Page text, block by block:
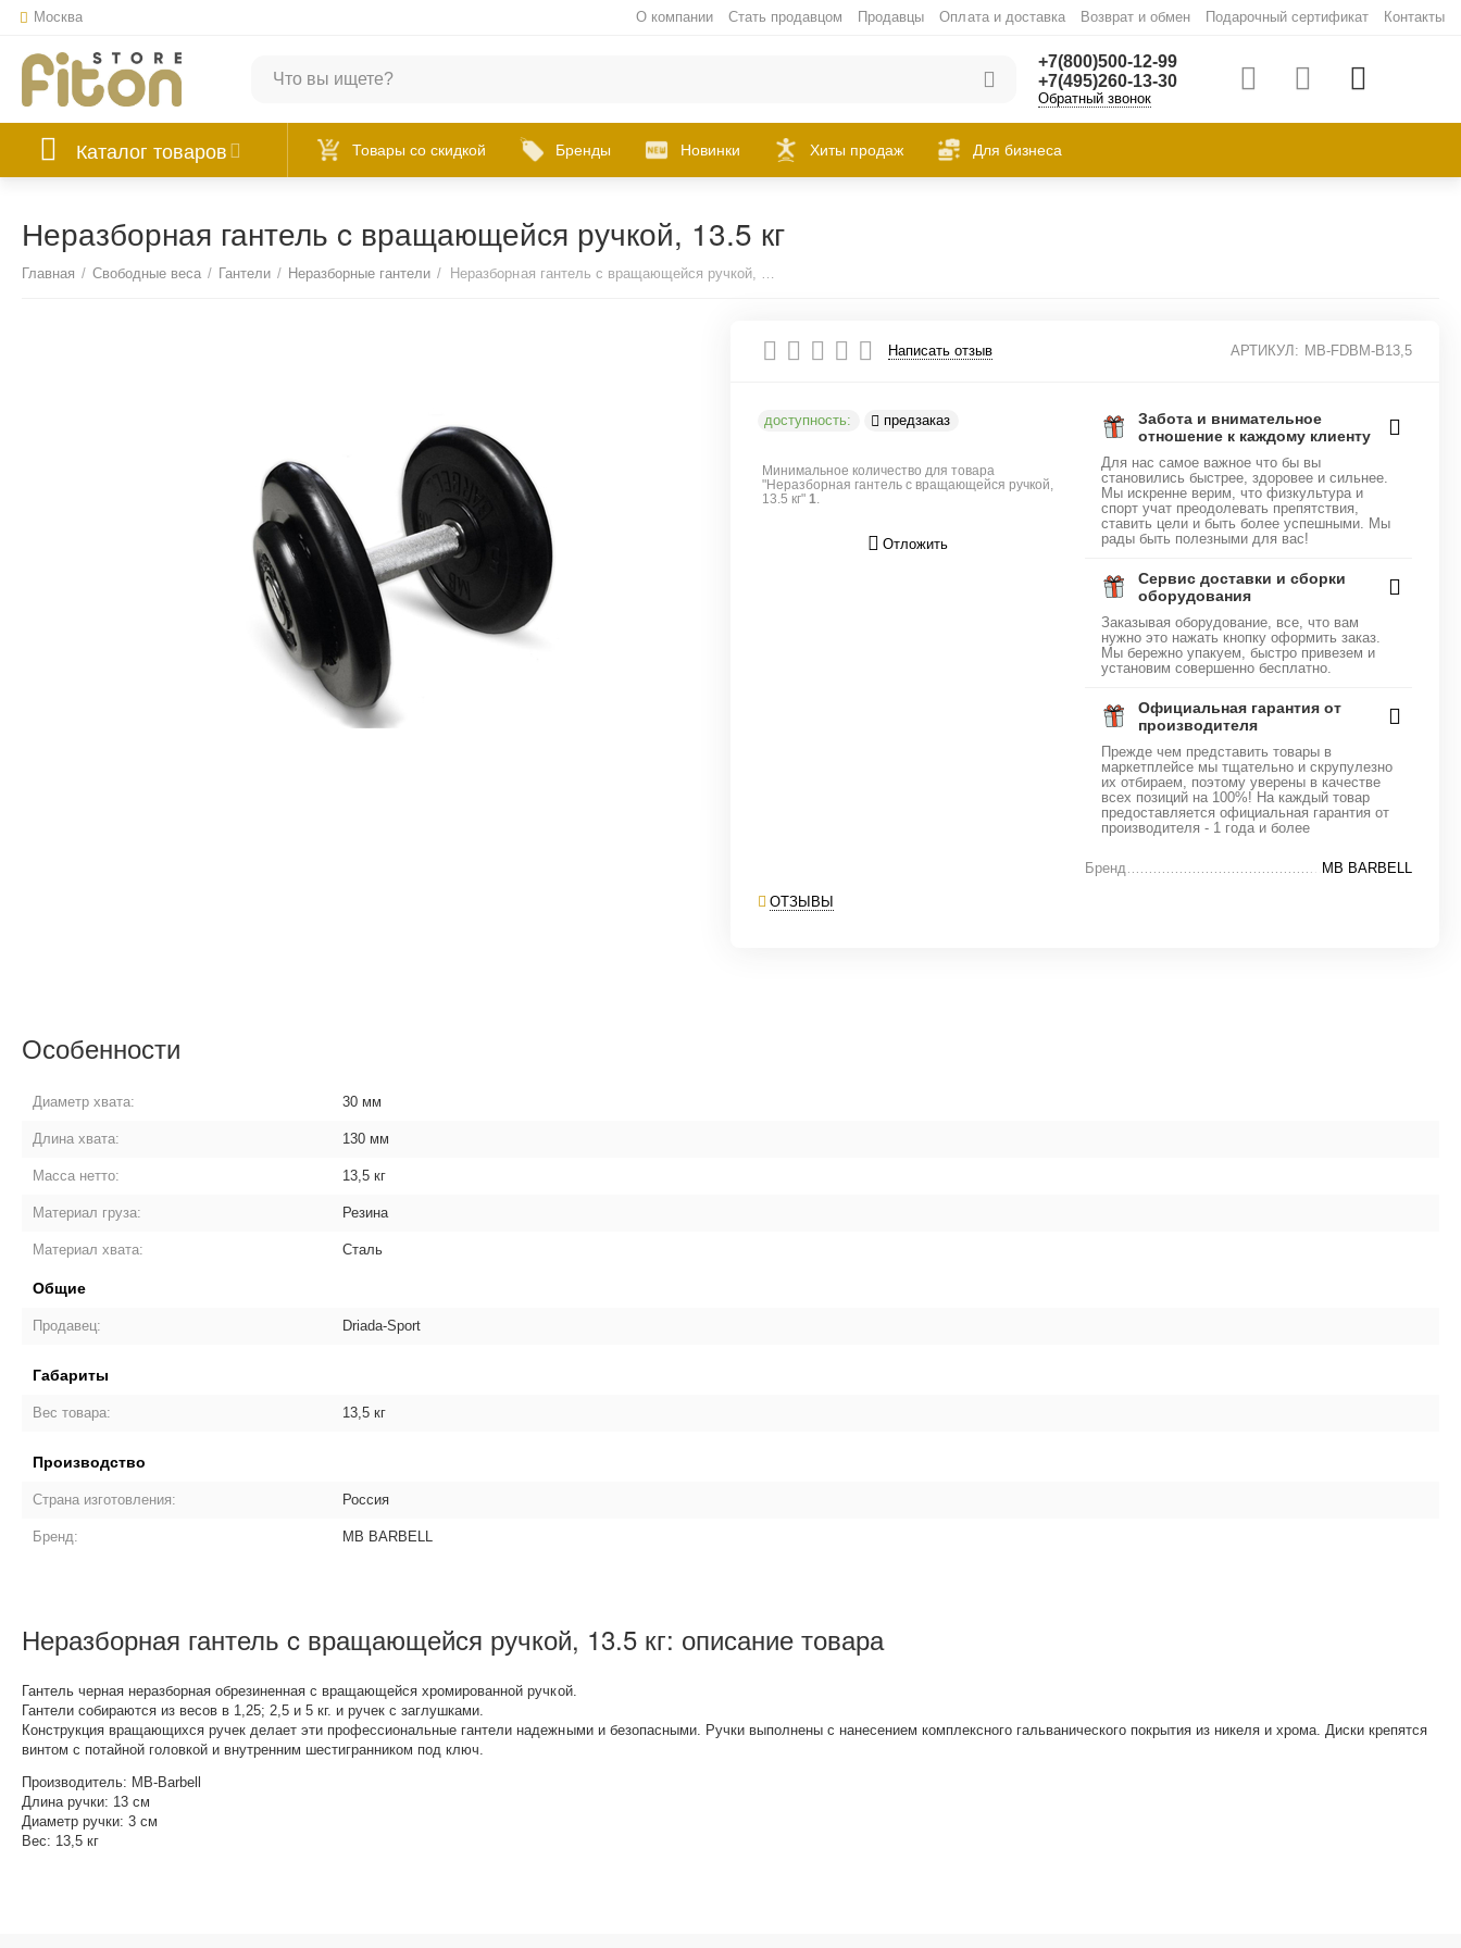
Москва О компании Стать продавцом Продавцы Оплата и доставка Возврат и обмен Подарочный сертификат Контакты
+7(800)500-12-99
+7(495)260-13-30
Обратный звонок
Каталог товаров Товары со скидкой Бренды Новинки Хиты продаж Для бизнеса
Неразборная гантель c вращающейся ручкой, 13.5 кг
Главная / Свободные веса / Гантели / Неразборные гантели / Неразборная гантель c вращающейся ручкой, 13.5 кг
Написать отзыв АРТИКУЛ: MB-FDBM-B13,5
доступность: предзаказ
Минимальное количество для товара
"Неразборная гантель c вращающейся ручкой,
13.5 кг"1.
Отложить
Забота и внимательное
отношение к каждому клиенту
Для нас самое важное что бы вы
становились быстрее, здоровее и сильнее.
Мы искренне верим, что физкультура и
спорт учат преодолевать препятствия,
ставить цели и быть более успешными. Мы
рады быть полезными для вас!
Сервис доставки и сборки
оборудования
Заказывая оборудование, все, что вам
нужно это нажать кнопку оформить заказ.
Мы бережно упакуем, быстро привезем и
установим совершенно бесплатно.
Официальная гарантия от
производителя
Прежде чем представить товары в
маркетплейсе мы тщательно и скрупулезно
их отбираем, поэтому уверены в качестве
всех позиций на 100%! На каждый товар
предоставляется официальная гарантия от
производителя - 1 года и более
Бренд MB BARBELL
ОТЗЫВЫ
Особенности
Диаметр хвата: 30 мм
Длина хвата: 130 мм
Масса нетто: 13,5 кг
Материал груза: Резина
Материал хвата: Сталь
Общие
Продавец: Driada-Sport
Габариты
Вес товара: 13,5 кг
Производство
Страна изготовления: Россия
Бренд: MB BARBELL
Неразборная гантель c вращающейся ручкой, 13.5 кг: описание товара
Гантель черная неразборная обрезиненная с вращающейся хромированной ручкой.
Гантели собираются из весов в 1,25; 2,5 и 5 кг. и ручек с заглушками.
Конструкция вращающихся ручек делает эти профессиональные гантели надежными и безопасными. Ручки выполнены с нанесением комплексного гальванического покрытия из никеля и хрома. Диски крепятся
винтом с потайной головкой и внутренним шестигранником под ключ.
Производитель: MB-Barbell
Длина ручки: 13 см
Диаметр ручки: 3 см
Вес: 13,5 кг